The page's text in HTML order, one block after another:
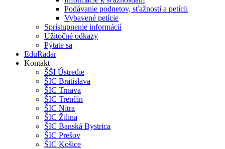
Podávanie podnetov, sťažností a petícii
Vybavené petície
Sprístupnenie informácií
Užitočné odkazy
Pýtate sa
EduRadar
Kontakt
ŠŠI Ústredie
ŠIC Bratislava
ŠIC Trnava
ŠIC Trenčín
ŠIC Nitra
ŠIC Žilina
ŠIC Banská Bystrica
ŠIC Prešov
ŠIC Košice